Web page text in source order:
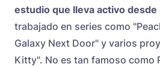
estudio que lleva activo desde
trabajado en series como
Galaxy Next Door" y varios
Kitty". No es tan famoso como